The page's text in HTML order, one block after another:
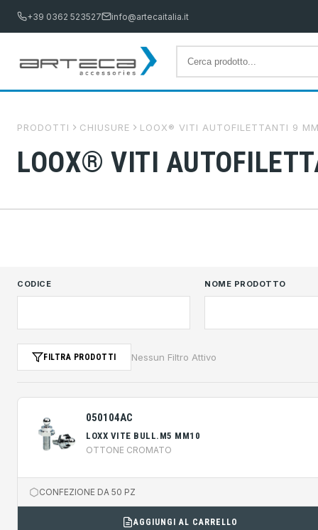
+39 0362 523527 info@artecaitalia.it
PRODOTTI CHIUSURE LOOX® VITI AUTOFILETTANTI 9
LOOX® VITI
CODICE NOME PRODOTTO
FILTRA PRODOTTI Nessun Filtro Attivo
050104AC
LOXX VITE BULL.M5 MM10
OTTONE CROMATO
CONFEZIONE DA 50 PZ
AGGIUNGI AL CARRELLO